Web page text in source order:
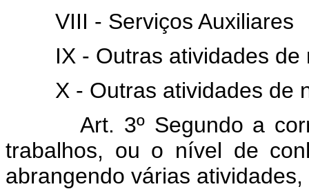
VIII - Serviços Auxiliares
IX - Outras atividades
X - Outras atividades de
Art. 3º Segundo a
trabalhos, ou o nível de
abrangendo várias